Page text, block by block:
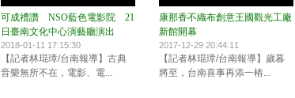
可成禮讚 NSO藍色電影院 21
日臺南文化中心演藝廳演出
2018-01-11 17:15:30
【記者林琨璋/台南報導】古典
音樂無所不在，電影、電...
康那香不織布創意王國觀光工廠
新館開幕
2017-12-29 20:44:11
【記者林琨璋/台南報導】歲暮
將至，台南喜事再添一樁...